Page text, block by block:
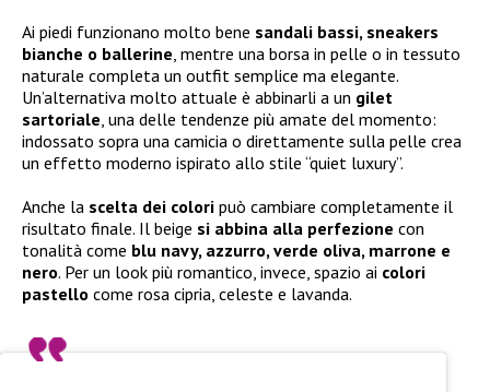
Ai piedi funzionano molto bene sandali bassi, sneakers
bianche o ballerine , mentre una borsa in pelle o in tessuto
naturale completa un outfit semplice ma elegante.
Un’alternativa molto attuale è abbinarli a un gilet
sartoriale , una delle tendenze più amate del momento:
indossato sopra una camicia o direttamente sulla pelle crea
un effetto moderno ispirato allo stile “quiet luxury”.
Anche la scelta dei colori può cambiare completamente il
risultato finale. Il beige si abbina alla perfezione con
tonalità come blu navy, azzurro, verde oliva, marrone e
nero. Per un look più romantico, invece, spazio ai colori
pastello come rosa cipria, celeste e lavanda.